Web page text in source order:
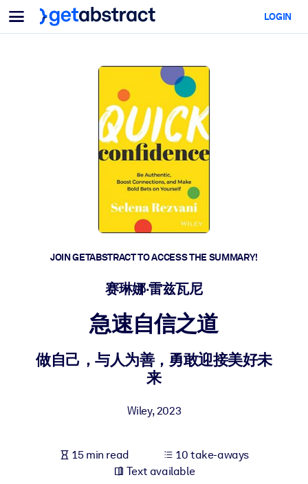
Menu
For Teams & Leaders
Equip your employees with critical AI skills.
Leadership Development
Prepare your leaders for the next era of work.
Collaborative Learning
Make it easy for teams to learn together, solve real problems, and
Upskilling & Reskilling
Build a healthier, more resilient workforce.
For LMS/LXP
Bring bite-sized, verified knowledge into your LMS/LXP for
For Corporate Libraries
knowledge.
For AI Systems
LOGIN
JOIN GETABSTRACT TO ACCESS THE SUMMARY!
赛琳娜·雷兹瓦尼
急速自信之道
做自己，与人为善，勇敢迎接美好未
来
Wiley,2023
15 min read
10 take-aways
Text available